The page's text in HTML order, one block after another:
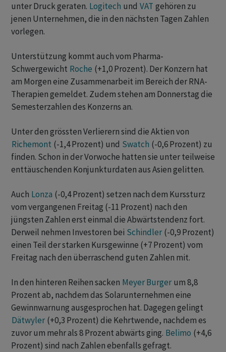
unter Druck geraten. Logitech und VAT gehören zu
jenen Unternehmen, die in den nächsten Tagen Zahlen
vorlegen.
Unterstützung kommt auch vom Pharma-
Schwergewicht Roche (+1,0 Prozent). Der Konzern hat
am Morgen eine Zusammenarbeit im Bereich der RNA-
Therapien gemeldet. Zudem stehen am Donnerstag die
Semesterzahlen des Konzerns an.
Unter den grössten Verlierern sind die Aktien von
Richemont (-1,4 Prozent) und Swatch (-0,6 Prozent) zu
finden. Schon in der Vorwoche hatten sie unter teilweise
enttäuschenden Konjunkturdaten aus Asien gelitten.
Auch Lonza (-0,4 Prozent) setzen nach dem Kurssturz
vom vergangenen Freitag (-11 Prozent) nach den
jüngsten Zahlen erst einmal die Abwärtstendenz fort.
Derweil nehmen Investoren bei Schindler (-0,9 Prozent)
einen Teil der starken Kursgewinne (+7 Prozent) vom
Freitag nach den überraschend guten Zahlen mit.
In den hinteren Reihen sacken Meyer Burger um 8,8
Prozent ab, nachdem das Solarunternehmen eine
Gewinnwarnung ausgesprochen hat. Dagegen gelingt
Dätwyler (+0,3 Prozent) die Kehrtwende, nachdem es
zuvor um mehr als 8 Prozent abwärts ging. Belimo (+4,6
Prozent) sind nach Zahlen ebenfalls gefragt.